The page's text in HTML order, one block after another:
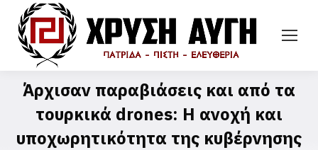
Άρχισαν παραβιάσεις και από τα
τουρκικά drones: Η ανοχή και
υποχωρητικότητα της κυβέρνησης